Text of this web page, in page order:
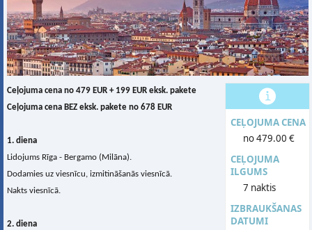
CEĻOJUMA CENA
no 479.00 €
CEĻOJUMA
ILGUMS
7 naktis
IZBRAUKŠANAS
DATUMI
Ceļojuma cena no 479 EUR + 199 EUR eksk. pakete
Ceļojuma cena BEZ eksk. pakete no 678 EUR
1. diena
Lidojums Rīga - Bergamo (Milāna).
Dodamies uz viesnīcu, izmitināšanās viesnīcā.
Nakts viesnīcā.
2. diena